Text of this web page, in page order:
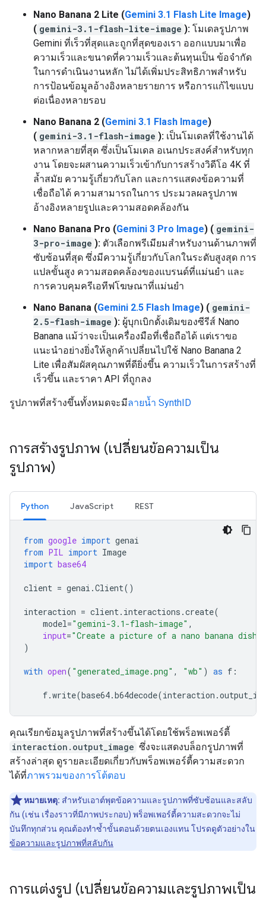
Nano Banana 2 Lite (Gemini 3.1 Flash Lite Image)
( gemini-3.1-flash-lite-image ): โมเดลรูปภาพ
Gemini ที่เร็วที่สุดและถูกที่สุดของเรา ออกแบบมาเพื่อ
ความเร็วและขนาดที่ความเร็วและต้นทุนเป็น ข้อจำกัด
ในการดำเนินงานหลัก ไม่ได้เพิ่มประสิทธิภาพสำหรับ
การป้อนข้อมูลอ้างอิงหลายรายการ หรือการแก้ไขแบบ
ต่อเนื่องหลายรอบ
Nano Banana 2 (Gemini 3.1 Flash Image)
( gemini-3.1-flash-image ): เป็นโมเดลที่ใช้งานได้
หลากหลายที่สุด ซึ่งเป็นโมเดล อเนกประสงค์สำหรับทุก
งาน โดยจะผสานความเร็วเข้ากับการสร้างวิดีโอ 4K ที่
ล้ำสมัย ความรู้เกี่ยวกับโลก และการแสดงข้อความที่
เชื่อถือได้ ความสามารถในการ ประมวลผลรูปภาพ
อ้างอิงหลายรูปและความสอดคล้องกัน
Nano Banana Pro (Gemini 3 Pro Image) ( gemini-
3-pro-image ): ตัวเลือกพรีเมียมสำหรับงานด้านภาพที่
ซับซ้อนที่สุด ซึ่งมีความรู้เกี่ยวกับโลกในระดับสูงสุด การ
แปลขั้นสูง ความสอดคล้องของแบรนด์ที่แม่นยำ และ
การควบคุมครีเอทีฟโฆษณาที่แม่นยำ
Nano Banana (Gemini 2.5 Flash Image) ( gemini-
2.5-flash-image ): ผู้บุกเบิกดั้งเดิมของซีรีส์ Nano
Banana แม้ว่าจะเป็นเครื่องมือที่เชื่อถือได้ แต่เราขอ
แนะนำอย่างยิ่งให้ลูกค้าเปลี่ยนไปใช้ Nano Banana 2
Lite เพื่อสัมผัสคุณภาพที่ดียิ่งขึ้น ความเร็วในการสร้างที่
เร็วขึ้น และราคา API ที่ถูกลง
รูปภาพที่สร้างขึ้นทั้งหมดจะมีลายน้ำ SynthID
การสร้างรูปภาพ (เปลี่ยนข้อความเป็น
รูปภาพ)
Python JavaScript REST
from google import genai
from PIL import Image
import base64
client = genai .Client()
interaction = client. interactions .create(
model="gemini-3.1-flash-image" ,
input="Create a picture of a nano banana
)
with open( "generated_image.png" , "wb" ) as f :
f.write(base64.b64decode(interaction .
คุณเรียกข้อมูลรูปภาพที่สร้างขึ้นได้โดยใช้พร็อพเพอร์ตี้
interaction.output_image ซึ่งจะแสดงบล็อกรูปภาพที่
สร้างล่าสุด ดูรายละเอียดเกี่ยวกับพร็อพเพอร์ตี้ความสะดวก
ได้ที่ภาพรวมของการโต้ตอบ
หมายเหตุ: สำหรับเอาต์พุตข้อความและรูปภาพที่ซับซ้อนและสลับ
กัน (เช่น เรื่องราวที่มีภาพประกอบ) พร็อพเพอร์ตี้ความสะดวกจะไม่
บันทึกทุกส่วน คุณต้องทำซ้ำขั้นตอนด้วยตนเองแทน โปรดดูตัวอย่างใน
ข้อความและรูปภาพที่สลับกัน
การแต่งรูป (เปลี่ยนข้อความและรูปภาพเป็น